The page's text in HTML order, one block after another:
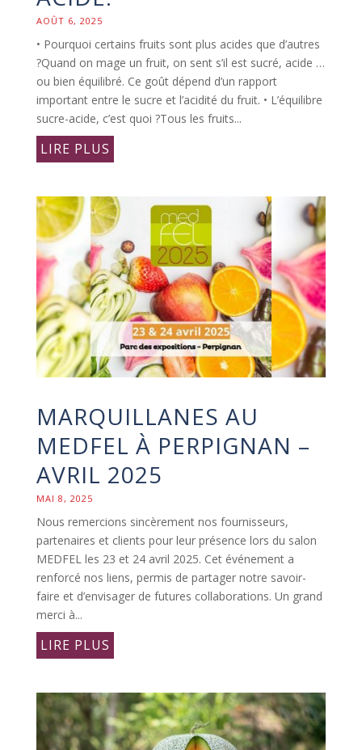
AOÛT 6, 2025
• Pourquoi certains fruits sont plus acides que d’autres
?Quand on mage un fruit, on sent s’il est sucré, acide …
ou bien équilibré. Ce goût dépend d’un rapport
important entre le sucre et l’acidité du fruit. • L’équilibre
sucre-acide, c’est quoi ?Tous les fruits...
LIRE PLUS
MARQUILLANES AU
MEDFEL À PERPIGNAN –
AVRIL 2025
MAI 8, 2025
Nous remercions sincèrement nos fournisseurs,
partenaires et clients pour leur présence lors du salon
MEDFEL les 23 et 24 avril 2025. Cet événement a
renforcé nos liens, permis de partager notre savoir-
faire et d’envisager de futures collaborations. Un grand
merci à...
LIRE PLUS